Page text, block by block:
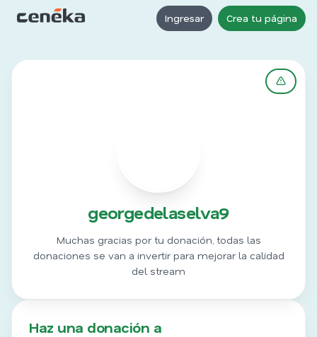
Ingresar Crea tu página
georgedelaselva9
Muchas gracias por tu donación, todas las
donaciones se van a invertir para mejorar la calidad
del stream
Haz una donación a